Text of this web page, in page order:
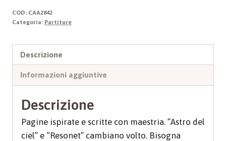
Natale
quantità
COD: CAA2842
Categoria: Partiture
Descrizione
Informazioni aggiuntive
Descrizione
Pagine ispirate e scritte con maestria. ”Astro del
ciel” e “Resonet” cambiano volto. Bisogna